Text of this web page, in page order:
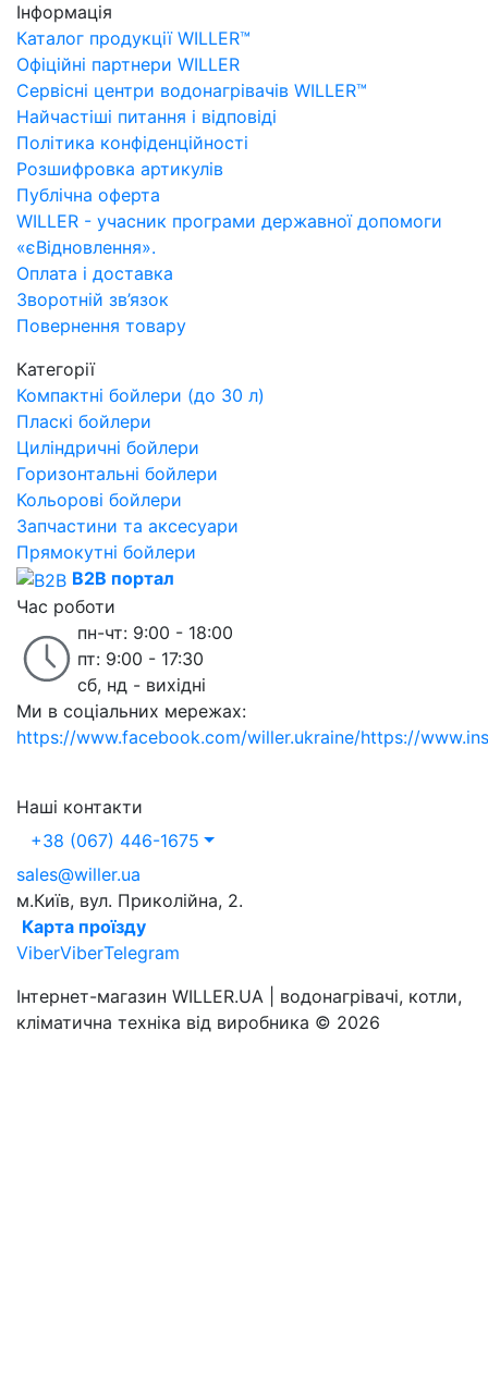
Інформація
Каталог продукції WILLER™
Офіційні партнери WILLER
Сервісні центри водонагрівачів WILLER™
Найчастіші питання і відповіді
Політика конфіденційності
Розшифровка артикулів
Публічна оферта
WILLER - учасник програми державної допомоги
«єВідновлення».
Оплата і доставка
Зворотній зв’язок
Повернення товару
Категорії
Компактні бойлери (до 30 л)
Пласкі бойлери
Циліндричні бойлери
Горизонтальні бойлери
Кольорові бойлери
Запчастини та аксесуари
Прямокутні бойлери
B2B портал
Час роботи
пн-чт: 9:00 - 18:00
пт: 9:00 - 17:30
сб, нд - вихідні
Ми в соціальних мережах:
https://www.facebook.com/willer.ukraine/https://
Наші контакти
+38 (067) 446-1675
sales@willer.ua
м.Київ, вул. Приколійна, 2.
Карта проїзду
ViberViberTelegram
Інтернет-магазин WILLER.UA | водонагрівачі, котли,
кліматична техніка від виробника © 2026